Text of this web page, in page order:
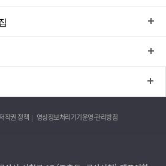
작권 정책 영상정보처리기기운영·관리방침